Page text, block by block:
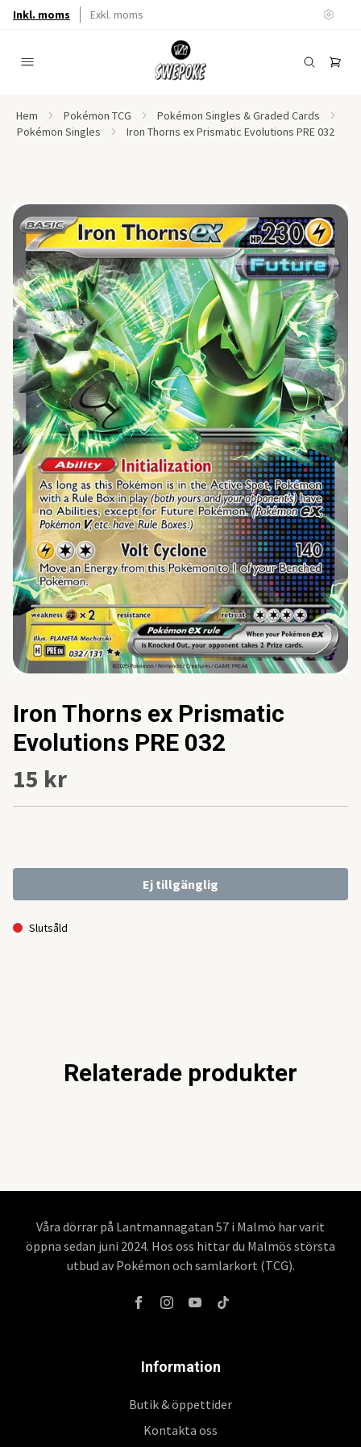
Inkl. moms Exkl. moms
Hem Pokémon TCG
Pokémon Singles & Graded Cards
Pokémon Singles
Iron Thorns ex Prismatic Evolutions PRE 032
Iron Thorns ex Prismatic
Evolutions PRE 032
15 kr
Ej tillgänglig
Slutsåld
Relaterade produkter
Våra dörrar på Lantmannagatan 57 i Malmö har varit
öppna sedan juni 2024. Hos oss hittar du Malmös största
utbud av Pokémon och samlarkort (TCG).
Information
Butik & öppettider
Kontakta oss